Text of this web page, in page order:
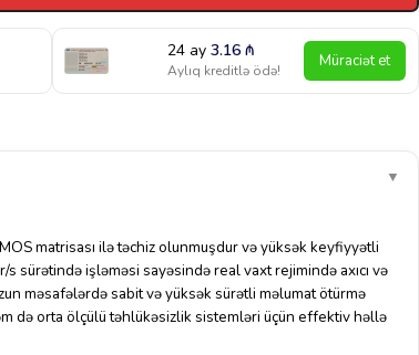
24 ay3.16₼
Aylıq kreditlə ödə! Müraciət et
▼
matrisası ilə təchiz olunmuşdur və yüksək keyfiyyətli
sürətində işləməsi sayəsində real vaxt rejimində axıcı və
məsafələrdə sabit və yüksək sürətli məlumat ötürmə
də orta ölçülü təhlükəsizlik sistemləri üçün effektiv həllə